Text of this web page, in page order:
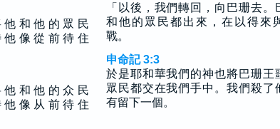
他 和 他 的 眾 民
他 像 從 前 待 住
他 和 他 的 众 民
他 像 从 前 待 住
「以後，我們轉回，向巴珊去。
和他的眾民都出來，在以得來
戰。
申命記 3:3
於是耶和華我們的神也將巴珊王
眾民都交在我們手中。我們殺了
有留下一個。